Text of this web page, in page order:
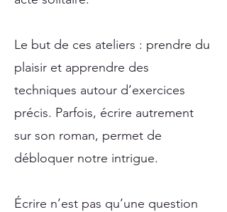
Le but de ces ateliers : prendre du
plaisir et apprendre des
techniques autour d’exercices
précis. Parfois, écrire autrement
sur son roman, permet de
débloquer notre intrigue.
Écrire n’est pas qu’une question